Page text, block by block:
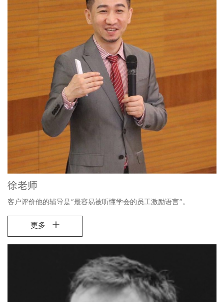
徐老师
客户评价他的辅导是“最容易被听懂学会的员工激励语言”。
更多